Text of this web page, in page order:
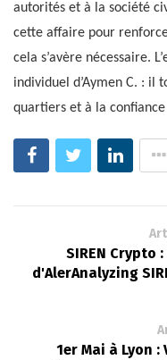
autorités et à la société
cette affaire pour
cela s’avère nécessaire.
individuel d’Aymen C. : il
quartiers et à la
SIREN Crypto
d'AlerAnalyzing
1er Mai à Lyon